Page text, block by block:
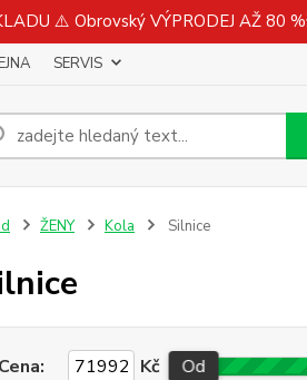
⚠️ Obrovský VÝPRODEJ AŽ 80
SERVIS
ŽENY Kola Silnice
Cena: Kč Od